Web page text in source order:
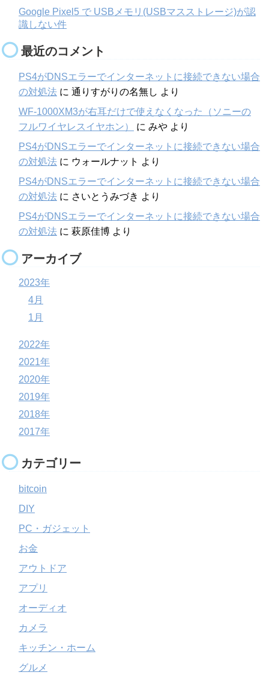
Google Pixel5 で USBメモリ(USBマスストレージ)が認
識しない件
最近のコメント
PS4がDNSエラーでインターネットに接続できない場合
の対処法 に 通りすがりの名無し より
WF-1000XM3が右耳だけで使えなくなった（ソニーの
フルワイヤレスイヤホン）
に みや より
PS4がDNSエラーでインターネットに接続できない場合
の対処法 に ウォールナット より
PS4がDNSエラーでインターネットに接続できない場合
の対処法 に さいとうみづき より
PS4がDNSエラーでインターネットに接続できない場合
の対処法 に 萩原佳博 より
アーカイブ
2023年
4月
1月
2022年
2021年
2020年
2019年
2018年
2017年
カテゴリー
bitcoin
DIY
PC・ガジェット
お金
アウトドア
アプリ
オーディオ
カメラ
キッチン・ホーム
グルメ